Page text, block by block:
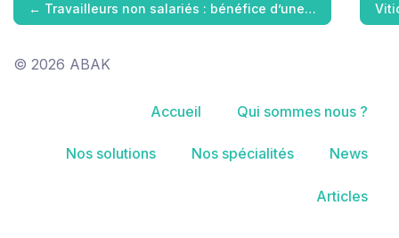
← Travailleurs non salariés : bénéfice d’une…
© 2026 ABAK
Accueil Qui sommes nous ?
Nos solutions Nos spécialités News
Articles